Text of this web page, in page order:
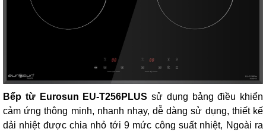
Bếp từ Eurosun EU-T256PLUS sử dụng bảng điều khiển
cảm ứng thông minh, nhanh nhạy, dễ dàng sử dụng, thiết kế
dải nhiệt được chia nhỏ tới 9 mức công suất nhiệt, Ngoài ra